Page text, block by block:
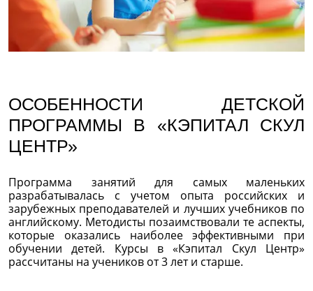
ОСОБЕННОСТИ ДЕТСКОЙ
ПРОГРАММЫ В «КЭПИТАЛ СКУЛ
ЦЕНТР»
Программа занятий для самых маленьких
разрабатывалась с учетом опыта российских и
зарубежных преподавателей и лучших учебников по
английскому. Методисты позаимствовали те аспекты,
которые оказались наиболее эффективными при
обучении детей. Курсы в «Кэпитал Скул Центр»
рассчитаны на учеников от 3 лет и старше.